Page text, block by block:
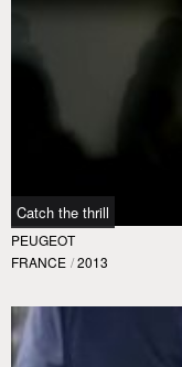
Catch the thrill
PEUGEOT
FRANCE / 2013